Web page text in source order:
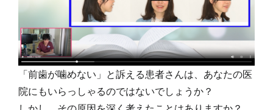
「前歯が噛めない」と訴える患者さんは、あなたの医
院にもいらっしゃるのではないでしょうか？